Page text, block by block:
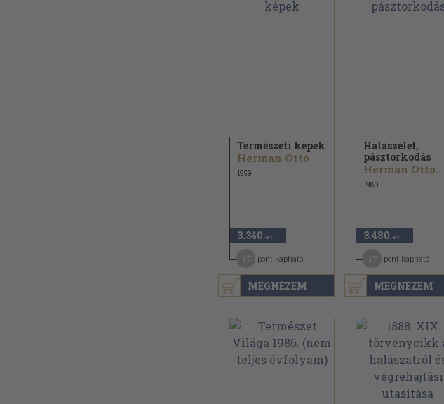
MEGNÉZEM
Természeti képek
Herman Ottó
1959
3.340 ,-Ft
pont kapható
MEGNÉZEM
Halászélet,
pásztorkodás
Herman Ottó...
1980
3.480 ,-Ft
pont kapható